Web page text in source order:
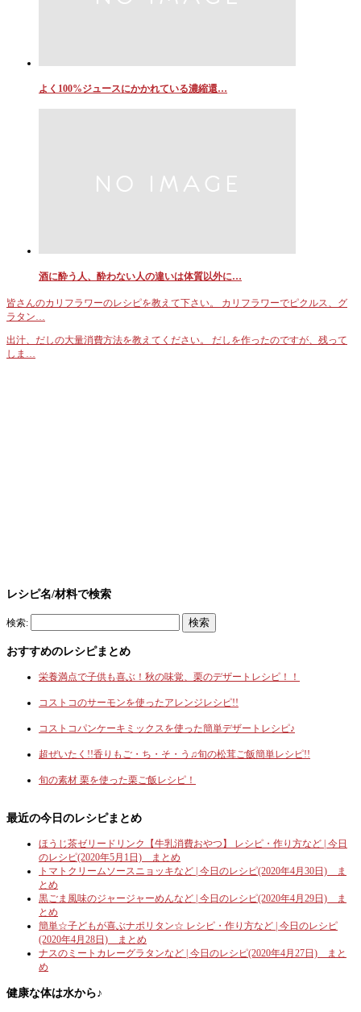
よく100%ジュースにかかれている濃縮還…
酒に酔う人、酔わない人の違いは体質以外に…
皆さんのカリフラワーのレシピを教えて下さい。 カリフラワーでピクルス、グ
ラタン…
出汁、だしの大量消費方法を教えてください。 だしを作ったのですが、残って
しま…
レシピ名/材料で検索
検索:
おすすめのレシピまとめ
栄養満点で子供も喜ぶ！秋の味覚、栗のデザートレシピ！！
コストコのサーモンを使ったアレンジレシピ!!
コストコパンケーキミックスを使った簡単デザートレシピ♪
超ぜいたく!!香りもご・ち・そ・う♫旬の松茸ご飯簡単レシピ!!
旬の素材 栗を使った栗ご飯レシピ！
最近の今日のレシピまとめ
ほうじ茶ゼリードリンク【牛乳消費おやつ】 レシピ・作り方など | 今日
のレシピ(2020年5月1日) まとめ
トマトクリームソースニョッキなど | 今日のレシピ(2020年4月30日) ま
とめ
黒ごま風味のジャージャーめんなど | 今日のレシピ(2020年4月29日) ま
とめ
簡単☆子どもが喜ぶナポリタン☆ レシピ・作り方など | 今日のレシピ
(2020年4月28日) まとめ
ナスのミートカレーグラタンなど | 今日のレシピ(2020年4月27日) まと
め
健康な体は水から♪